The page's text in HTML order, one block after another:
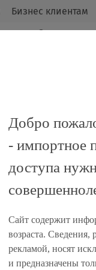
Бизнес клиентам
Стиль:
Добро
- импортное
доступа
Сайт содержит
возраста. Сведения,
рекламой, носят
и предназначены